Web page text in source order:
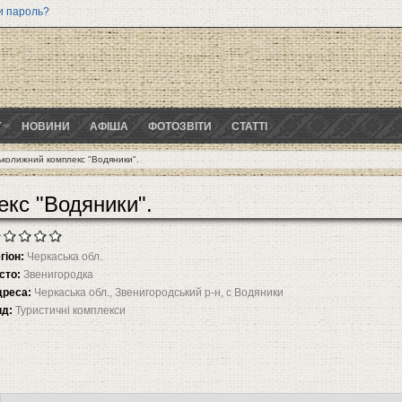
пароль?
НОВИНИ АФІША ФОТОЗВІТИ СТАТТІ
комплекс "Водяники".
"Водяники".
Черкаська обл.
Звенигородка
Черкаська обл., Звенигородський р-н, с Водяники
Туристичні комплекси